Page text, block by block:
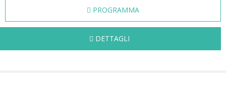
PROGRAMMA
DETTAGLI